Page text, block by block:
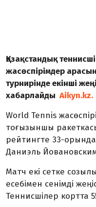
Қазақстандық
жасөспірімдер
турнирінде екінші
хабарлайды Aikyn.kz.
World Tennis
тоғызыншы
рейтингте 33-
Даниэль
Матч екі сетке
есебімен сенімді
Теннисшілер кортта